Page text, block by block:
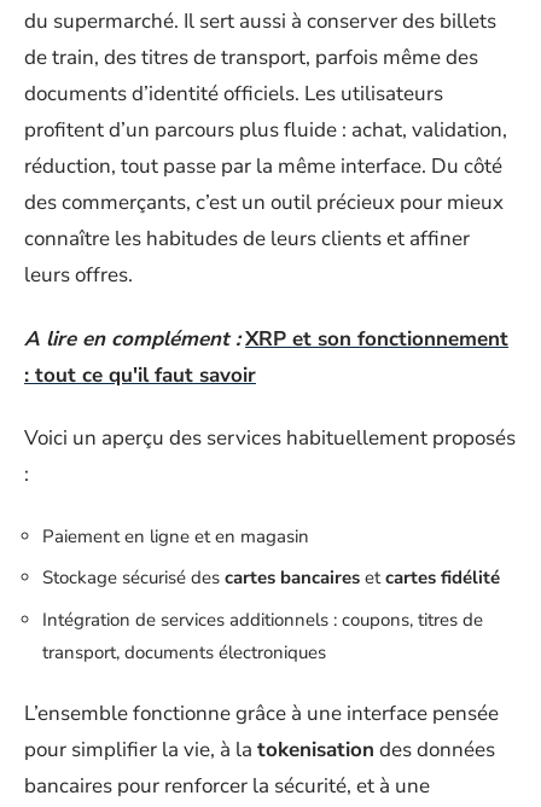
du supermarché. Il sert aussi à conserver des billets
de train, des titres de transport, parfois même des
documents d’identité officiels. Les utilisateurs
profitent d’un parcours plus fluide : achat, validation,
réduction, tout passe par la même interface. Du côté
des commerçants, c’est un outil précieux pour mieux
connaître les habitudes de leurs clients et affiner
leurs offres.
A lire en complément :XRP et son fonctionnement
: tout ce qu'il faut savoir
Voici un aperçu des services habituellement proposés
:
Paiement en ligne et en magasin
Stockage sécurisé des cartes bancaires etcartes fidélité
Intégration de services additionnels : coupons, titres de
transport, documents électroniques
L’ensemble fonctionne grâce à une interface pensée
pour simplifier la vie, à la tokenisation des données
bancaires pour renforcer la sécurité, et à une